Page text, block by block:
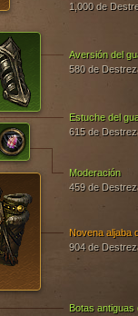
Botas antiguas
Aversión del
580 de
Novena aljaba
904 de
Estuche del
615 de
Moderación
459 de
1,000 de